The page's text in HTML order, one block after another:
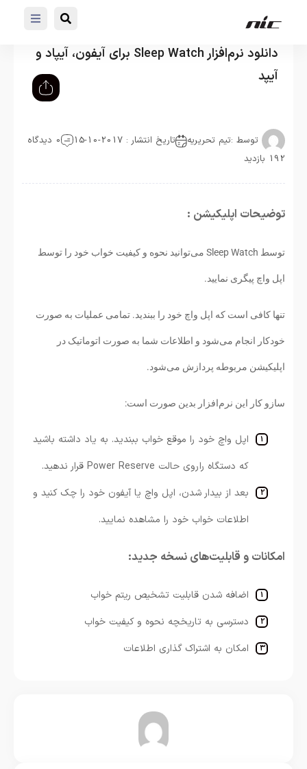
دانلود نرم‌افزار Sleep Watch برای آیفون، آیپاد و
آیپد
توسط :تیم تحریریه تاریخ انتشار : 2017-10-15
0 دیدگاه
192 بازدید
توضیحات اپلیکیشن :
توسط Sleep Watch می‌توانید نحوه و کیفیت خواب خود را توسط
اپل واچ پیگری نمایید.
تنها کافی است که اپل واچ خود را ببندید. تمامی عملیات به صورت
خودکار انجام می‌شود و اطلاعات شما به صورت اتوماتیک در
اپلیکیشن مربوطه پردازش می‌شود.
سازو کار این نرم‌افزار بدین صورت است:
اپل واچ خود را موقع خواب ببندید. به یاد داشته باشید
که دستگاه راروی حالت Power Reserve قرار ندهید.
بعد از بیدار شدن، اپل واچ یا آیفون خود را چک کنید و
اطلاعات خواب خود را مشاهده نمایید.
امکانات و قابلیت‌های نسخه جدید:
اضافه شدن قابلیت تشخیص ریتم خواب
دسترسی به تاریخچه نحوه و کیفیت خواب
امکان به اشتراک گذاری اطلاعات